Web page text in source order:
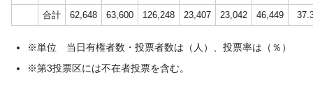
合計 62,648 63,600 126,248 23,407 23,042 46,449
※単位 当日有権者数・投票者数は（人）、投票率は（％）
※第3投票区には不在者投票を含む。